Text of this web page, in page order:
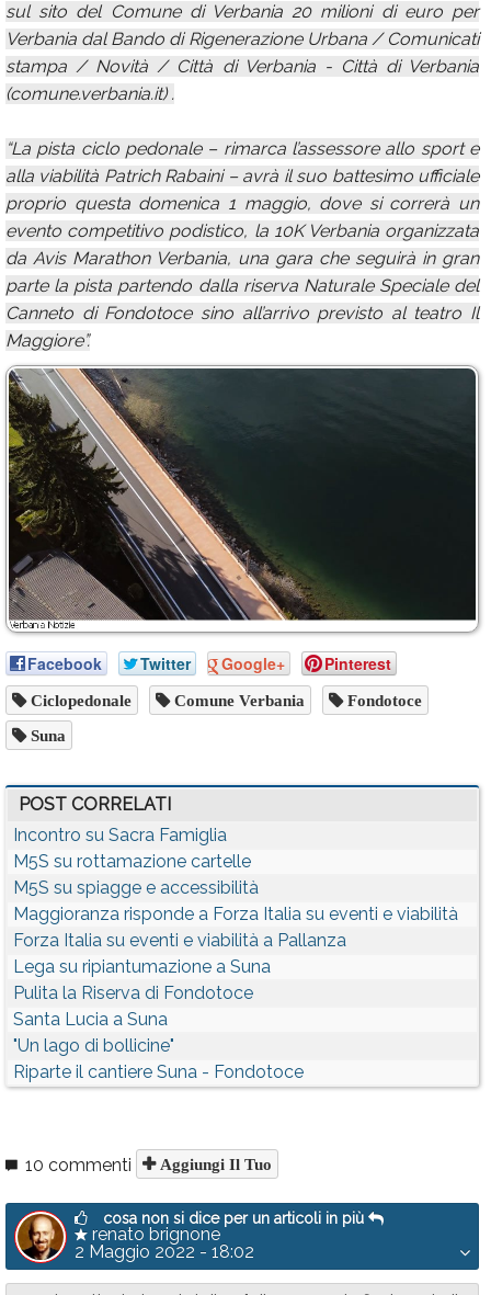
sul sito del Comune di Verbania 20 milioni di euro per
Verbania dal Bando di Rigenerazione Urbana / Comunicati
stampa / Novità / Città di Verbania - Città di Verbania
(comune.verbania.it) .
“La pista ciclo pedonale – rimarca l’assessore allo sport e
alla viabilità Patrich Rabaini – avrà il suo battesimo ufficiale
proprio questa domenica 1 maggio, dove si correrà un
evento competitivo podistico, la 10K Verbania organizzata
da Avis Marathon Verbania, una gara che seguirà in gran
parte la pista partendo dalla riserva Naturale Speciale del
Canneto di Fondotoce sino all’arrivo previsto al teatro Il
Maggiore”.
Facebook Twitter Google+ Pinterest
Ciclopedonale Comune Verbania Fondotoce
Suna
POST CORRELATI
Incontro su Sacra Famiglia
M5S su rottamazione cartelle
M5S su spiagge e accessibilità
Maggioranza risponde a Forza Italia su eventi e viabilità
Forza Italia su eventi e viabilità a Pallanza
Lega su ripiantumazione a Suna
Pulita la Riserva di Fondotoce
Santa Lucia a Suna
"Un lago di bollicine"
Riparte il cantiere Suna - Fondotoce
10 commenti Aggiungi Il Tuo
cosa non si dice per un articoli in più
renato brignone
2 Maggio 2022 - 18:02